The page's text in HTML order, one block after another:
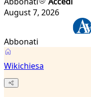
August 7, 2026
Abbonati
Wikichiesa